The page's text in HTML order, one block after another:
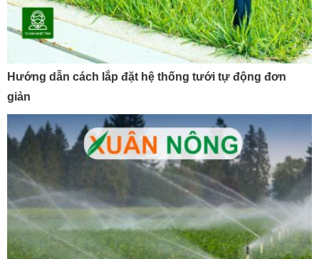
Hướng dẫn cách lắp đặt hệ thống tưới tự động đơn
giản